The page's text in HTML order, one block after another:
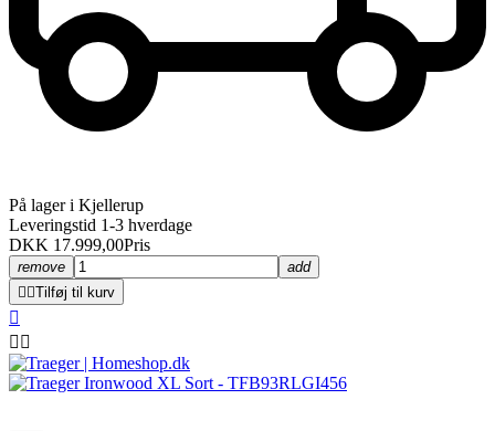
På lager i Kjellerup
Leveringstid 1-3 hverdage
DKK 17.999,00Pris
remove
add
 Tilføj til kurv

 